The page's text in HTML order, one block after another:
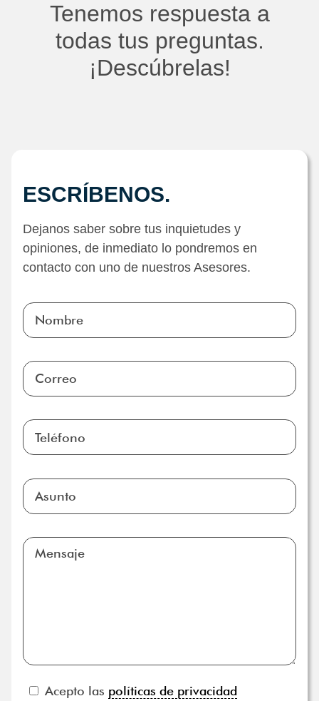
Tenemos respuesta a
todas tus preguntas.
¡Descúbrelas!
ESCRÍBENOS.
Dejanos saber sobre tus inquietudes y
opiniones, de inmediato lo pondremos en
contacto con uno de nuestros Asesores.
Acepto las políticas de privacidad